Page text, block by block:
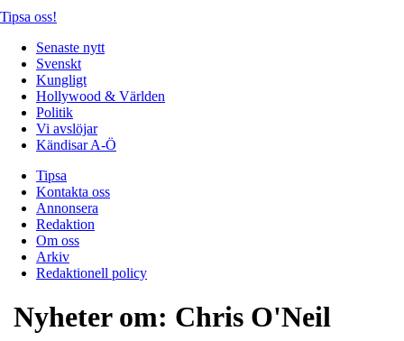
Tipsa oss!
Senaste nytt
Svenskt
Kungligt
Hollywood & Världen
Politik
Vi avslöjar
Kändisar A-Ö
Tipsa
Kontakta oss
Annonsera
Redaktion
Om oss
Arkiv
Redaktionell policy
Nyheter om: Chris O'Neil